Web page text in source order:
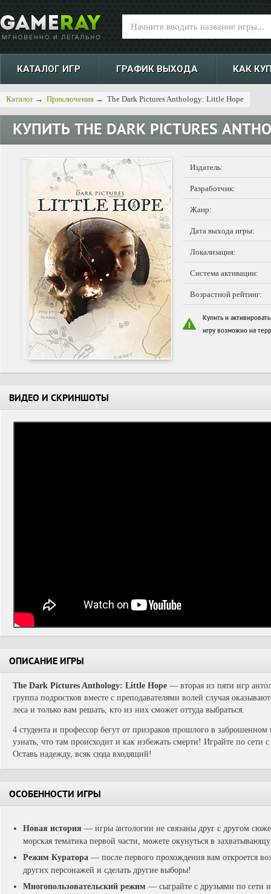
КАТАЛОГ ИГР ГРАФИК ВЫХОДА КАК
Каталог → Приключения → The Dark Pictures Anthology: Little Hope
КУПИТЬ THE DARK PICTURES
Издатель:
Разработчик:
Жанр:
Дата выхода игры:
Локализация:
Система активации:
Возрастной рейтинг:
Купить и активировать
игру возможно на
ВИДЕО И СКРИНШОТЫ
ОПИСАНИЕ ИГРЫ
The Dark Pictures Anthology: Little Hope — вторая из пяти игр
группа подростков вместе с преподавателями волей случая
леса и только вам решать, кто из них сможет оттуда выбраться.
4 студента и профессор бегут от призраков прошлого в
узнать, что там происходит и как избежать смерти! Играйте по сети
Оставь надежду, всяк сюда входящий!
ОСОБЕННОСТИ ИГРЫ
Новая история — игры антологии не связаны друг с другом
морская тематика первой части, можете окунуться в
Режим Куратора — после первого прохождения вам откроется
других персонажей и сделать другие выборы!
Многопользовательский режим — сыграйте с друзьями по сети